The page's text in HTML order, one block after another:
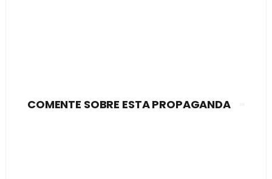
COMENTE SOBRE ESTA PROPAGANDA